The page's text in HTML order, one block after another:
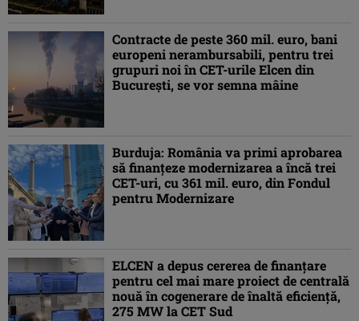
Contracte de peste 360 mil. euro, bani
europeni nerambursabili, pentru trei
grupuri noi în CET-urile Elcen din
București, se vor semna mâine
Burduja: România va primi aprobarea
să finanţeze modernizarea a încă trei
CET-uri, cu 361 mil. euro, din Fondul
pentru Modernizare
ELCEN a depus cererea de finanțare
pentru cel mai mare proiect de centrală
nouă în cogenerare de înaltă eficiență,
275 MW la CET Sud